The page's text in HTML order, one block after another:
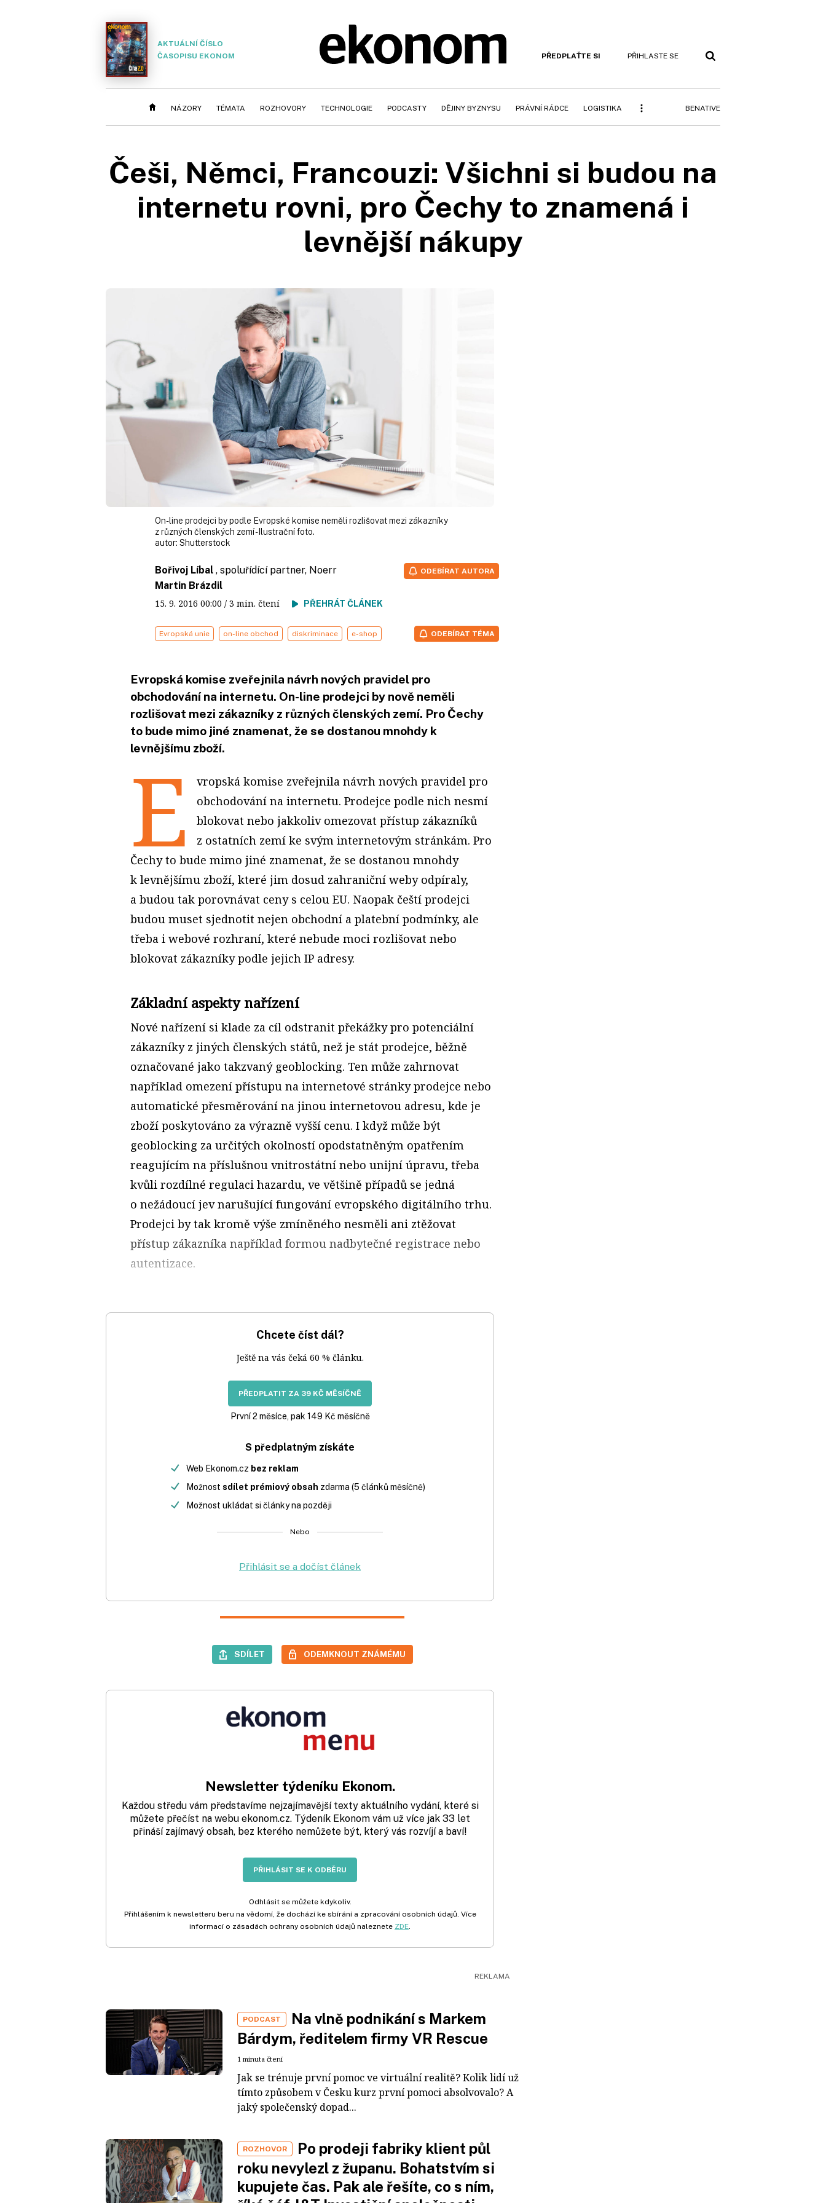
AKTUÁLNÍ ČÍSLO
ČASOPISU EKONOM
PŘEDPLAŤTE SI PŘIHLASTE SE
NÁZORY TÉMATA ROZHOVORY TECHNOLOGIE PODCASTY DĚJINY BYZNYSU PRÁVNÍ RÁDCE LOGISTIKA BENATIVE
Češi, Němci, Francouzi: Všichni si budou na
internetu rovni, pro Čechy to znamená i
levnější nákupy
On-line prodejci by podle Evropské komise neměli rozlišovat mezi zákazníky
z různých členských zemí - Ilustrační foto.
autor: Shutterstock
Bořivoj Líbal , spoluřídící partner, Noerr
Martin Brázdil
15. 9. 2016 00:00 / 3 min. čtení PŘEHRÁT ČLÁNEK
ODEBÍRAT AUTORA
Evropská unie on-line obchod diskriminace e-shop ODEBÍRAT TÉMA
Evropská komise zveřejnila návrh nových pravidel pro
obchodování na internetu. On-line prodejci by nově neměli
rozlišovat mezi zákazníky z různých členských zemí. Pro Čechy
to bude mimo jiné znamenat, že se dostanou mnohdy k
levnějšímu zboží.
E
vropská komise zveřejnila návrh nových pravidel pro
obchodování na internetu. Prodejce podle nich nesmí
blokovat nebo jakkoliv omezovat přístup zákazníků
z ostatních zemí ke svým internetovým stránkám. Pro
Čechy to bude mimo jiné znamenat, že se dostanou mnohdy
k levnějšímu zboží, které jim dosud zahraniční weby odpíraly,
a budou tak porovnávat ceny s celou EU. Naopak čeští prodejci
budou muset sjednotit nejen obchodní a platební podmínky, ale
třeba i webové rozhraní, které nebude moci rozlišovat nebo
blokovat zákazníky podle jejich IP adresy.
Základní aspekty nařízení
Nové nařízení si klade za cíl odstranit překážky pro potenciální
zákazníky z jiných členských států, než je stát prodejce, běžně
označované jako takzvaný geoblocking. Ten může zahrnovat
například omezení přístupu na internetové stránky prodejce nebo
automatické přesměrování na jinou internetovou adresu, kde je
zboží poskytováno za výrazně vyšší cenu. I když může být
geoblocking za určitých okolností opodstatněným opatřením
reagujícím na příslušnou vnitrostátní nebo unijní úpravu, třeba
kvůli rozdílné regulaci hazardu, ve většině případů se jedná
o nežádoucí jev narušující fungování evropského digitálního trhu.
Prodejci by tak kromě výše zmíněného nesměli ani ztěžovat
přístup zákazníka například formou nadbytečné registrace nebo
autentizace.
Chcete číst dál?
Ještě na vás čeká 60 % článku.
PŘEDPLATIT ZA 39 KČ MĚSÍČNĚ
První 2 měsíce, pak 149 Kč měsíčně
S předplatným získáte
Web Ekonom.cz bez reklam
Možnost sdílet prémiový obsah zdarma (5 článků měsíčně)
Možnost ukládat si články na později
Nebo
Přihlásit se a dočíst článek
SDÍLET ODEMKNOUT ZNÁMÉMU
Newsletter týdeníku Ekonom.
Každou středu vám představíme nejzajímavější texty aktuálního vydání, které si
můžete přečíst na webu ekonom.cz. Týdeník Ekonom vám už více jak 33 let
přináší zajímavý obsah, bez kterého nemůžete být, který vás rozvíjí a baví!
PŘIHLÁSIT SE K ODBĚRU
Odhlásit se můžete kdykoliv.
Přihlášením k newsletteru beru na vědomí, že dochází ke sbírání a zpracování osobních údajů. Více
informací o zásadách ochrany osobních údajů naleznete ZDE
PODCAST
Na vlně podnikání s Markem
Bárdym, ředitelem firmy VR Rescue
1 minuta čtení
Jak se trénuje první pomoc ve virtuální realitě? Kolik lidí už
tímto způsobem v Česku kurz první pomoci absolvovalo? A
jaký společenský dopad...
ROZHOVOR
Po prodeji fabriky klient půl
roku nevylezl z županu. Bohatstvím si
kupujete čas. Pak ale řešíte, co s ním,